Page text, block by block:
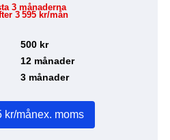
3 månaderna
3 595 kr/mån
500 kr
12 månader
3 månader
kr/månex. moms